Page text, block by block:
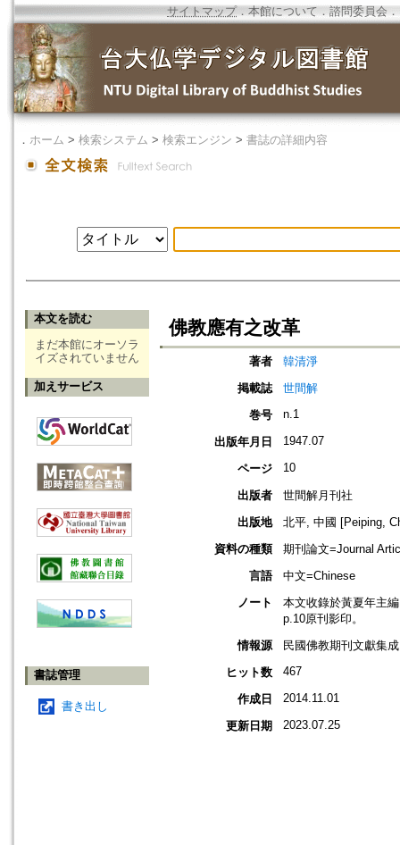
サイトマップ．本館について ． 諮問委員会 ．
． ホーム > 検索システム > 検索エンジン > 書誌の詳細内容
本文を読む
まだ本館にオーソラ
イズされていません
加えサービス
書誌管理
書き出し
佛教應有之改革
著者
韓清淨
掲載誌
世間解
巻号
n.1
出版年月日 1947.07
ページ 10
出版者
世間解月刊社
出版地
北平, 中國 [Peiping,
資料の種類
期刊論文=Journal
言語
中文=Chinese
ノート
本文收錄於黃夏年主
p.10原刊影印。
情報源
民國佛教期刊文獻集
ヒット数
467
作成日 2014.11.01
更新日期 2023.07.25